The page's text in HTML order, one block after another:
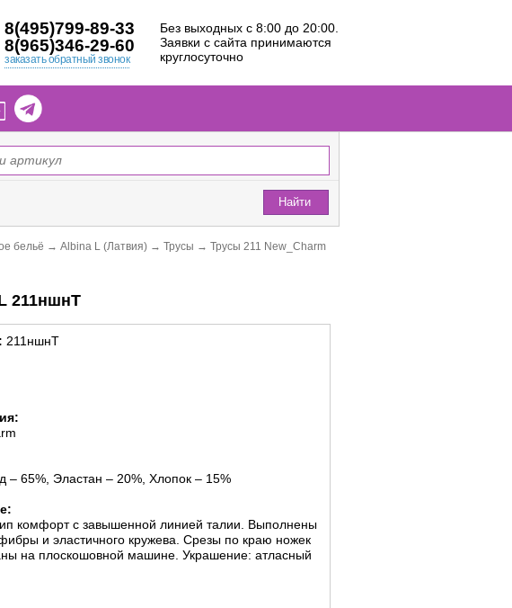
8(495)799-89-33
8(965)346-29-60
заказать обратный звонок
Без выходных с 8:00 до 20:00.
Заявки с сайта принимаются
круглосуточно
Найти
бельё → Albina L (Латвия) → Трусы → Трусы 211 New_Charm
211ншнТ
211ншнТ
– 65%, Эластан – 20%, Хлопок – 15%
комфорт с завышенной линией талии. Выполнены
и эластичного кружева. Срезы по краю ножек
на плоскошовной машине. Украшение: атласный